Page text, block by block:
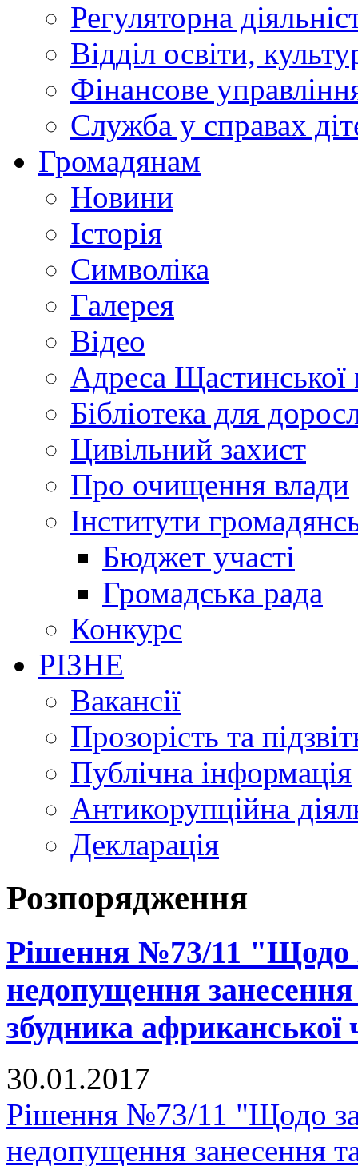
Регуляторна
Відділ освіти,
Фінансове
Служба у справах
Громадянам
Новини
Історія
Символіка
Галерея
Відео
Адреса Щастинської
Бібліотека для
Цивільний захист
Про очищення влади
Інститути
Бюджет участі
Громадська рада
Конкурс
РІЗНЕ
Вакансії
Прозорість та
Публічна інформація
Антикорупційна
Декларація
Розпорядження
Рішення №73/11 "Щодо
недопущення
збудника
30.01.2017
Рішення №73/11 "Щодо
недопущення занесення